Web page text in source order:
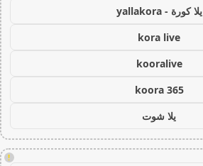
يلا كورة - yallakora
kora live
kooralive
koora 365
يلا شوت
!